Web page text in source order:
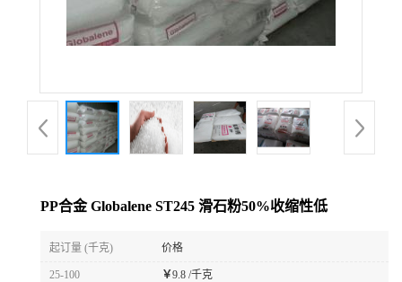
品
展
PP合金 Globalene ST245 滑石粉50%收缩性低
起订量 (千克) 价格
25-100 ￥9.8 /千克